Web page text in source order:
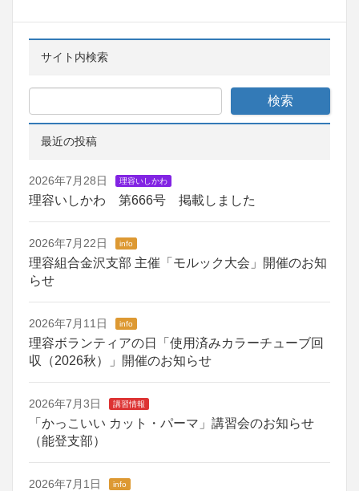
サイト内検索
最近の投稿
2026年7月28日 理容いしかわ
理容いしかわ 第666号 掲載しました
2026年7月22日 info
理容組合金沢支部 主催「モルック大会」開催のお知
らせ
2026年7月11日 info
理容ボランティアの日「使用済みカラーチューブ回
収（2026秋）」開催のお知らせ
2026年7月3日 講習情報
「かっこいい カット・パーマ」講習会のお知らせ
（能登支部）
2026年7月1日 info